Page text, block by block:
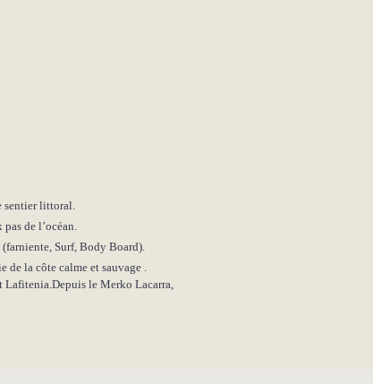
sentier littoral.
de l’océan.
Surf, Body Board).
de la côte calme et sauvage .
Lafitenia.Depuis le Merko Lacarra,